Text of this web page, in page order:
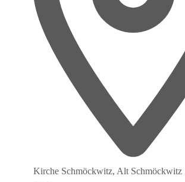
Kirche Schmöckwitz, Alt Schmöckwitz